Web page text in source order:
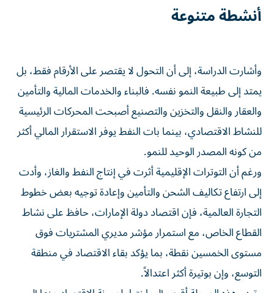
أنشطة متنوعة
وأشارت الدراسة، إلى أن التحول لا يقتصر على الأرقام فقط، بل
يمتد إلى طبيعة النمو نفسه. فالبناء والخدمات المالية والتأمين
والعقار والنقل والتخزين والتصنيع أصبحت المحركات الرئيسية
للنشاط الاقتصادي، بينما بات النفط يوفر الاستقرار المالي أكثر
من كونه المصدر الوحيد للنمو.
ورغم أن التوترات الإقليمية أثرت في إنتاج النفط والغاز، وأدت
إلى ارتفاع تكاليف الشحن والتأمين وإعادة توجيه بعض خطوط
التجارة العالمية، فإن اقتصاد دولة الإمارات، حافظ على نشاط
القطاع الخاص، مع استمرار مؤشر مديري المشتريات فوق
مستوى الخمسين نقطة، بما يؤكد بقاء الاقتصاد في منطقة
التوسع، وإن بوتيرة أكثر اعتدالاً.